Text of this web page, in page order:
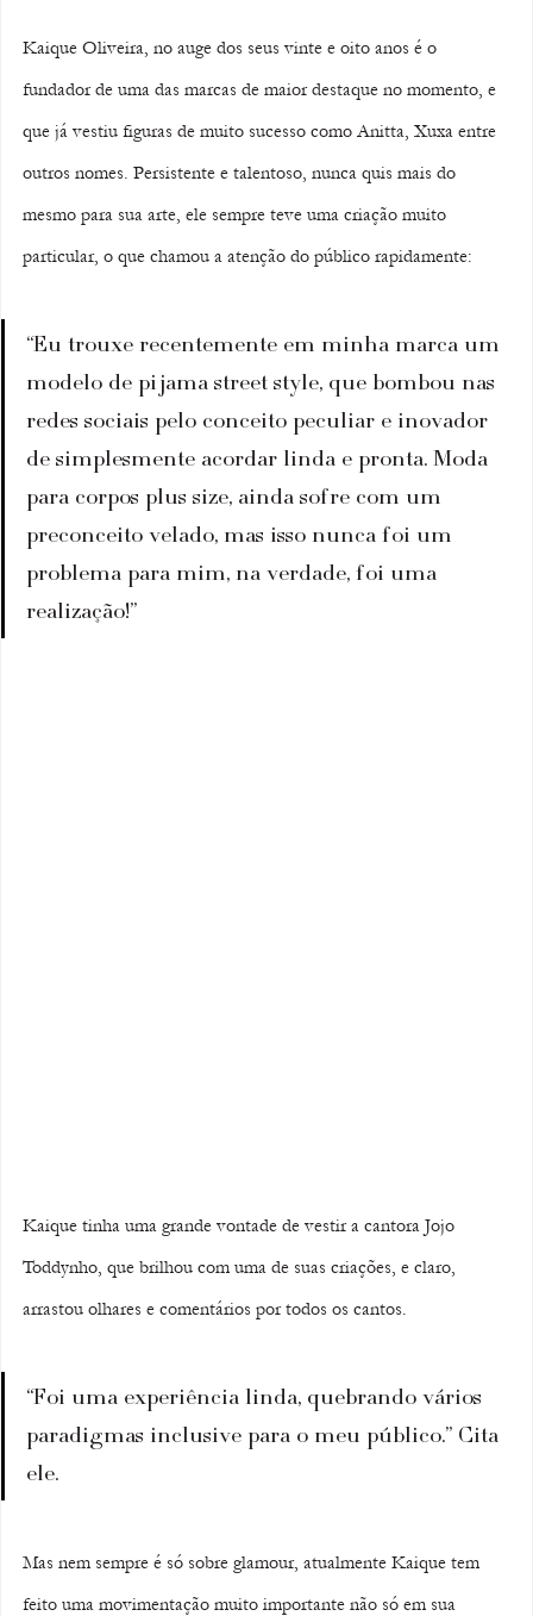
Kaique Oliveira, no auge dos seus vinte e oito anos é o
fundador de uma das marcas de maior destaque no momento, e
que já vestiu figuras de muito sucesso como Anitta, Xuxa entre
outros nomes. Persistente e talentoso, nunca quis mais do
mesmo para sua arte, ele sempre teve uma criação muito
particular, o que chamou a atenção do público rapidamente:
“Eu trouxe recentemente em minha marca um
modelo de pijama street style, que bombou nas
redes sociais pelo conceito peculiar e inovador
de simplesmente acordar linda e pronta. Moda
para corpos plus size, ainda sofre com um
preconceito velado, mas isso nunca foi um
problema para mim, na verdade, foi uma
realização!”
Kaique tinha uma grande vontade de vestir a cantora Jojo
Toddynho, que brilhou com uma de suas criações, e claro,
arrastou olhares e comentários por todos os cantos.
“Foi uma experiência linda, quebrando vários
paradigmas inclusive para o meu público.” Cita
ele.
Mas nem sempre é só sobre glamour, atualmente Kaique tem
feito uma movimentação muito importante não só em sua